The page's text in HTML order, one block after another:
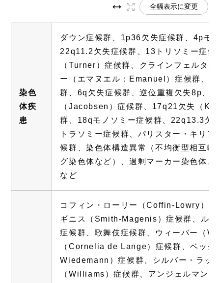
全幅表示に変更
染色
体疾
患
ダウン症候群、1p36欠失症候群、4pモ
22q11.2欠失症候群、13トリソミー症
（Turner）症候群、クラインフェルタ
ー（エマヌエル：Emanuel）症候群、
群、6q欠失症候群、逆位重複欠失8p、
（Jacobsen）症候群、17q21欠失（
群、18qモノソミー症候群、22q13.3欠
トラソミー症候群、パリスター・キリ
候群、染色体構造異常（不均衡型相互
グ染色体など）、過剰マーカー染色体
など
コフィン・ローリー（Coffin-Lowry）
ギニス（Smith-Magenis）症候群、ル
症候群、歌舞伎症候群、ウィーバー（
（Cornelia de Lange）症候群、ベッ
Wiedemann）症候群、シルバー・ラッ
（Williams）症候群、アンジェルマン